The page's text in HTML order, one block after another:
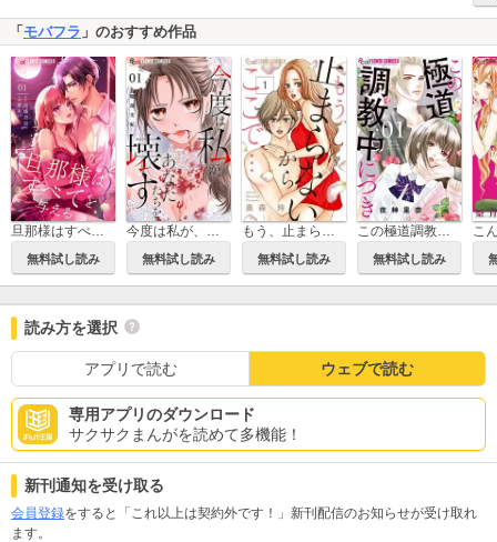
「 モバフラ 」のおすすめ作品
旦那様はすべてを与える
無料試し読み
今度は私が、あなたたちを壊す【マイクロ】
無料試し読み
もう、止まらないからここで…【マイクロ】
無料試し読み
この極道調教中につき
無料試し読み
読み方を選択
アプリで読む ウェブで読む
専用アプリのダウンロード
サクサクまんがを読めて多機能！
新刊通知を受け取る
会員登録をすると「これ以上は契約外です！」新刊配信のお知らせが受け取れ
ます。